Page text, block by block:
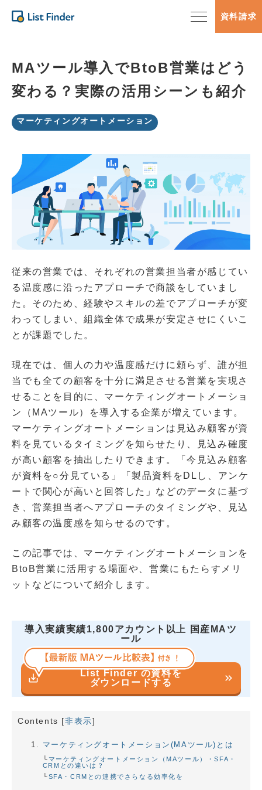
資料請求
MAツール導入でBtoB営業はどう
変わる？実際の活用シーンも紹介
マーケティングオートメーション
従来の営業では、それぞれの営業担当者が感じてい
る温度感に沿ったアプローチで商談をしていまし
た。そのため、経験やスキルの差でアプローチが変
わってしまい、組織全体で成果が安定させにくいこ
とが課題でした。
現在では、個人の力や温度感だけに頼らず、誰が担
当でも全ての顧客を十分に満足させる営業を実現さ
せることを目的に、マーケティングオートメーショ
ン（MAツール）を導入する企業が増えています。
マーケティングオートメーションは見込み顧客が資
料を見ているタイミングを知らせたり、見込み確度
が高い顧客を抽出したりできます。「今見込み顧客
が資料を○分見ている」「製品資料をDLし、アンケ
ートで関心が高いと回答した」などのデータに基づ
き、営業担当者へアプローチのタイミングや、見込
み顧客の温度感を知らせるのです。
この記事では、マーケティングオートメーションを
BtoB営業に活用する場面や、営業にもたらすメリ
ットなどについて紹介します。
導入実績実績1,800アカウント以上 国産MAツ
ール
save_alt
List Finder の資料を
ダウンロードする
keyboard_double_arrow_right
Contents [非表示]
マーケティングオートメーション(MAツール)とは
マーケティングオートメーション（MAツール）・SFA・
CRMとの違いは？
SFA・CRMとの連携でさらなる効率化を